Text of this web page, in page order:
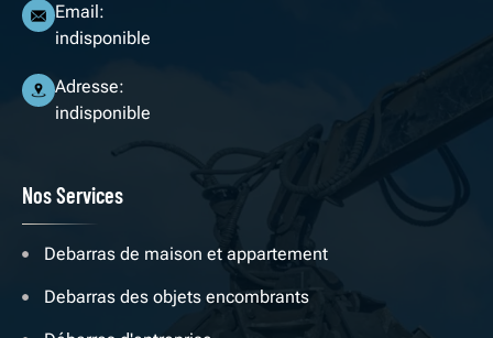
Email:
indisponible
Adresse:
indisponible
Nos Services
Debarras de maison et appartement
Debarras des objets encombrants